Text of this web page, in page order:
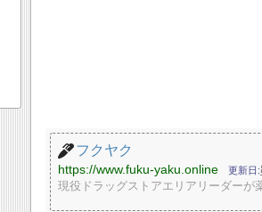
フクヤク
https://www.fuku-yaku.online 更新日
現役ドラッグストアエリアリーダーが